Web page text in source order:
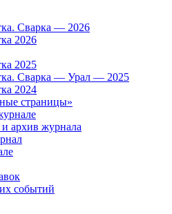
Сварка — 2026
2026
2025
Сварка — Урал — 2025
2024
страницы»
архив журнала
событий